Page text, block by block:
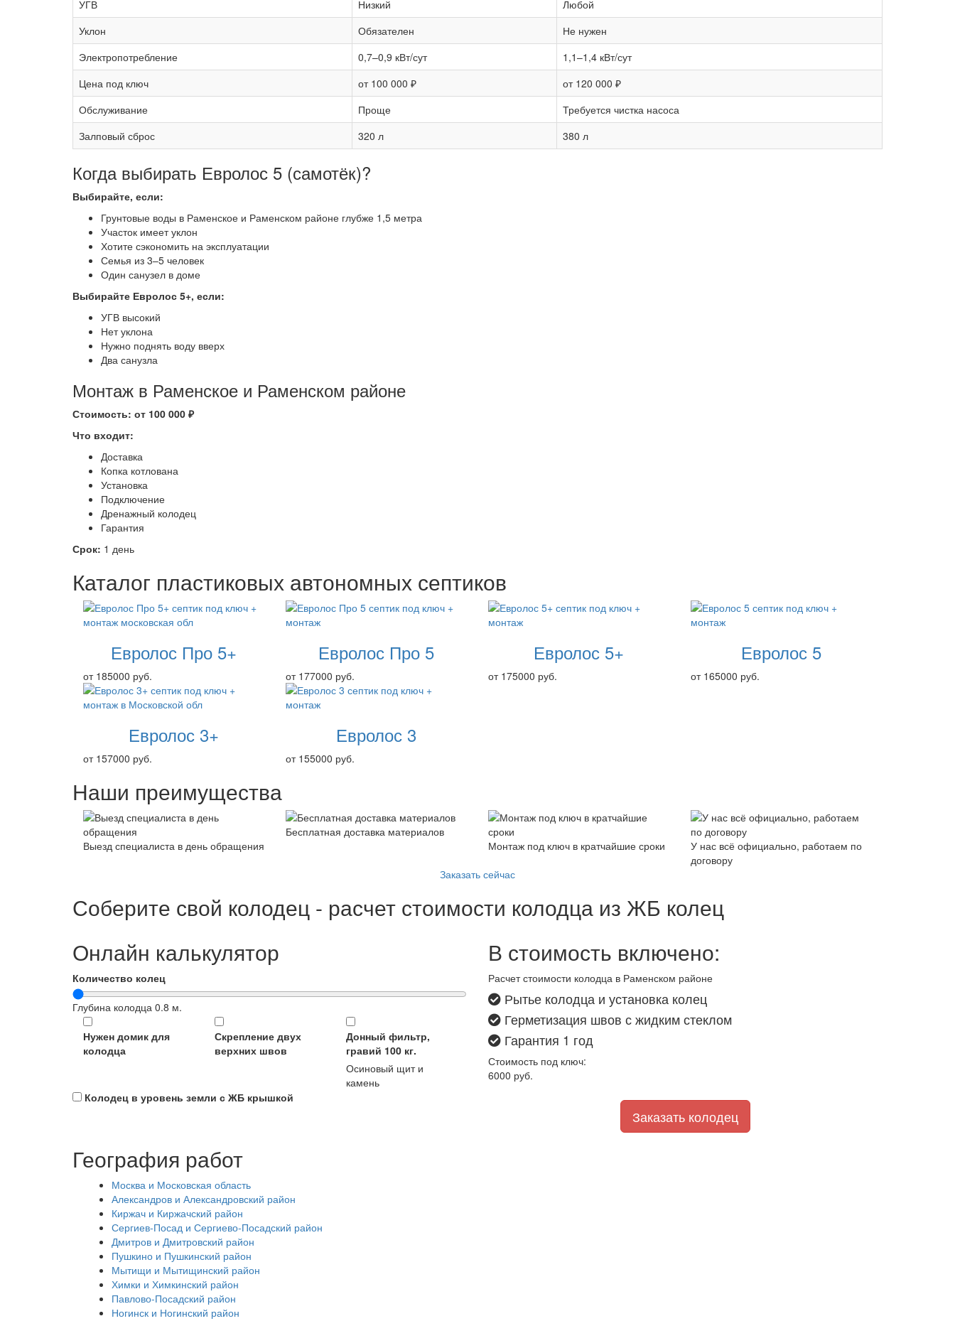
УГВ
Низкий
Любой
Уклон
Обязателен
Не нужен
Электропотребление
0,7–0,9 кВт/сут
1,1–1,4 кВт/сут
Цена под ключ
от 100 000 ₽
от 120 000 ₽
Обслуживание
Проще
Требуется чистка насоса
Залповый сброс
320 л 380 л
Когда выбирать Евролос 5 (самотёк)?
Выбирайте, если:
Грунтовые воды в Раменское и Раменском районе глубже 1,5 метра
Участок имеет уклон
Хотите сэкономить на эксплуатации
Семья из 3–5 человек
Один санузел в доме
Выбирайте Евролос 5+, если:
УГВ высокий
Нет уклона
Нужно поднять воду вверх
Два санузла
Монтаж в Раменское и Раменском районе
Стоимость: от 100 000 ₽
Что входит:
Доставка
Копка котлована
Установка
Подключение
Дренажный колодец
Гарантия
Срок: 1 день
Каталог пластиковых автономных септиков
Евролос Про 5+
от 185000 руб.
Евролос Про 5
от 177000 руб.
Евролос 5+
от 175000 руб.
Евролос 5
от 165000 руб.
Евролос 3+
от 157000 руб.
Евролос 3
от 155000 руб.
Наши преимущества
Выезд специалиста в день обращения
Бесплатная доставка материалов
Монтаж под ключ в кратчайшие сроки
У нас всё официально, работаем по
договору
Заказать сейчас
Соберите свой колодец - расчет стоимости колодца из ЖБ колец
Онлайн калькулятор
Количество колец
Глубина колодца 0.8 м.
Нужен домик для
колодца
Скрепление двух
верхних швов
Донный фильтр,
гравий 100 кг.
Осиновый щит и
камень
Колодец в уровень земли с ЖБ крышкой
В стоимость включено:
Расчет стоимости колодца в Раменском районе
Рытье колодца и установка колец
Герметизация швов с жидким стеклом
Гарантия 1 год
Стоимость под ключ:
6000 руб.
Заказать колодец
География работ
Москва и Московская область
Александров и Александровский район
Киржач и Киржачский район
Сергиев-Посад и Сергиево-Посадский район
Дмитров и Дмитровский район
Пушкино и Пушкинский район
Мытищи и Мытищинский район
Химки и Химкинский район
Павлово-Посадский район
Ногинск и Ногинский район